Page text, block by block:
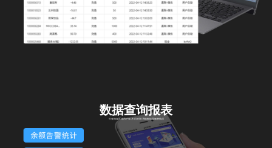
数据查询报表
可查询各区域用户年/月/日/时的用能数据及缴费情况